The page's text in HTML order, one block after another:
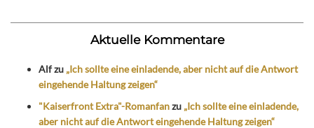
Aktuelle Kommentare
Alfzu „Ich sollte eine einladende, aber nicht auf die Antwort
eingehende Haltung zeigen“
"Kaiserfront Extra"-Romanfanzu „Ich sollte eine einladende,
aber nicht auf die Antwort eingehende Haltung zeigen“